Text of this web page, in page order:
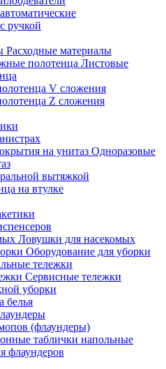
ручкой
Расходные материалы
Листовые
V сложения
Z сложения
Одноразовые
вытяжкой
на втулке
Ловушки для насекомых
Оборудование для уборки
тележки
Сервисные тележки
уборки
белья
(флаундеры)
таблички напольные
флаундеров